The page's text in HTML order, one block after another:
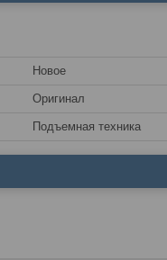
Новое
Оригинал
Подъемная техника